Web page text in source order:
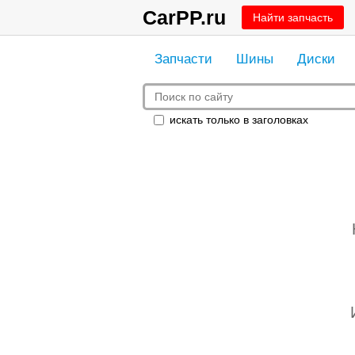
CarPP.ru Найти запчасть
Запчасти Шины Диски
искать только в заголовках